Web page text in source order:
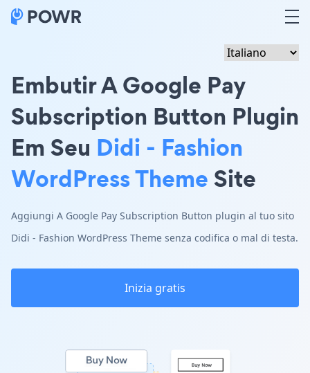
Embutir A Google Pay
Subscription Button Plugin
Em Seu Didi - Fashion
WordPress ThemeSite
Aggiungi A Google Pay Subscription Button plugin al tuo sito
Didi - Fashion WordPress Theme senza codifica o mal di testa.
Inizia gratis